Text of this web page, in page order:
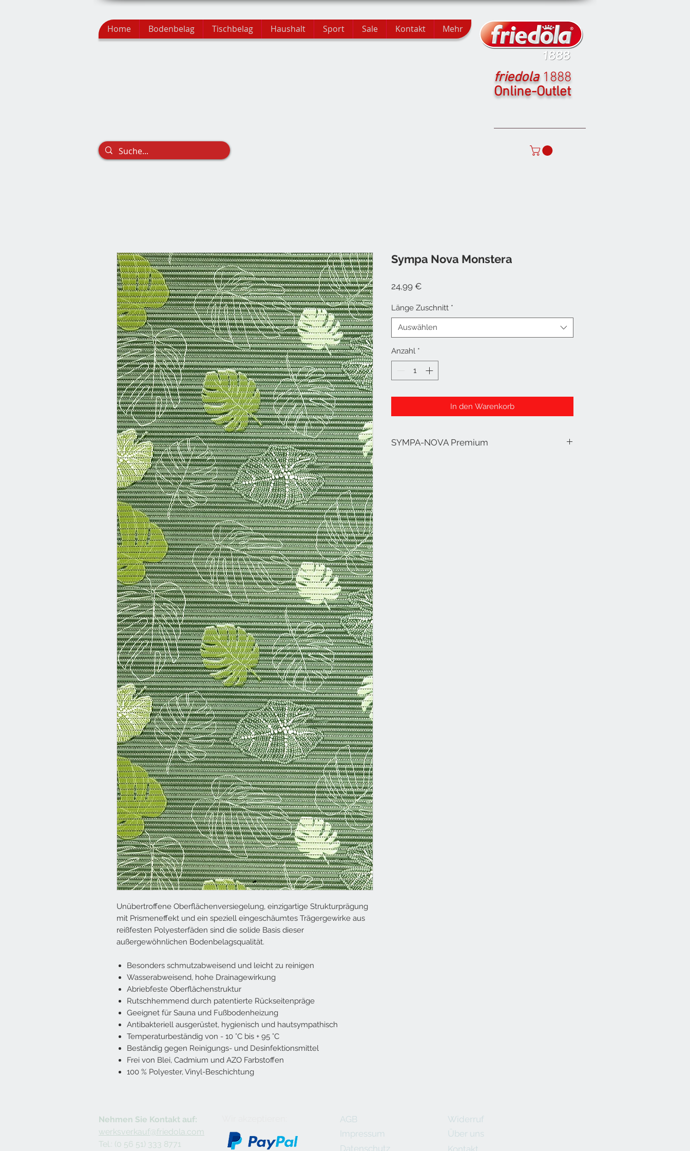
Home Bodenbelag Tischbelag Haushalt Sport Sale Kontakt Mehr
friedola 1888
Online-Outlet
Unübertroffene Oberflächenversiegelung, einzigartige Strukturprägung
mit Prismeneffekt und ein speziell eingeschäumtes Trägergewirke aus
reißfesten Polyesterfäden sind die solide Basis dieser
außergewöhnlichen Bodenbelagsqualität.
Besonders schmutzabweisend und leicht zu reinigen
Wasserabweisend, hohe Drainagewirkung
Abriebfeste Oberflächenstruktur
Rutschhemmend durch patentierte Rückseitenpräge
Geeignet für Sauna und Fußbodenheizung
Antibakteriell ausgerüstet, hygienisch und hautsympathisch
Temperaturbeständig von - 10 °C bis + 95 °C
Beständig gegen Reinigungs- und Desinfektionsmittel
Frei von Blei, Cadmium und AZO Farbstoffen
100 % Polyester, Vinyl-Beschichtung
Sympa Nova Monstera
24,99 €
Länge Zuschnitt *
Auswählen
Anzahl *
In den Warenkorb
SYMPA-NOVA Premium
Nehmen Sie Kontakt auf:
werksverkauf@friedola.com
Tel.: (0 56 51) 333 8771
AGB
Impressum
Datenschutz
Widerruf
Über uns
Kontakt